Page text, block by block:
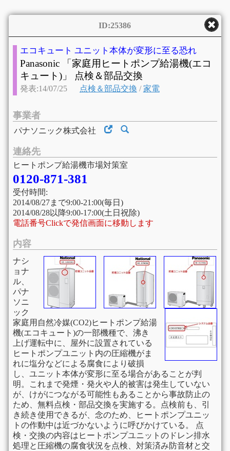
ID:25386
エコキュート ユニット本体が変形に至る恐れ
Panasonic 「家庭用ヒートポンプ給湯機(エコ
キュート)」 点検＆部品交換
発表:14/07/25 点検＆部品交換 /家電
事業者
パナソニック株式会社
連絡先
ヒートポンプ給湯機市場対策室
0120-871-381
受付時間:
2014/08/27まで9:00-21:00(毎日)
2014/08/28以降9:00-17:00(土日祝除)
電話番号Clickで発信画面に移動します
内容
ナシ
ョナ
ル、
パナ
ソニ
ック
家庭用自然冷媒(CO2)ヒートポンプ給湯
機(エコキュート)の一部機種で、沸き
上げ運転中に、屋外に設置されている
ヒートポンプユニット内の圧縮機がま
れに塩分などによる腐食により破損
し、ユニット本体が変形に至る場合があることが判
明。これまで発煙・発火や人的被害は発生していない
が、けがにつながる可能性もあることから事故防止の
ため、無料点検・部品交換を実施する。点検前も、引
き続き使用できるが、念のため、ヒートポンプユニッ
トの作動中は近づかないように呼びかけている。 点
検・交換の内容はヒートポンプユニットのドレン排水
処理と圧縮機の腐食状況を点検、対策済み防音材と交